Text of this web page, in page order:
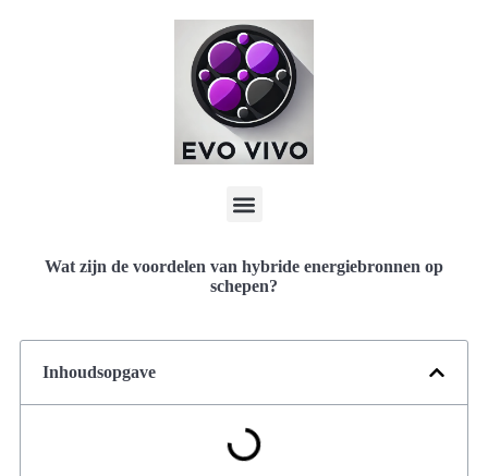
Wat zijn de voordelen van hybride energiebronnen op
schepen?
Inhoudsopgave